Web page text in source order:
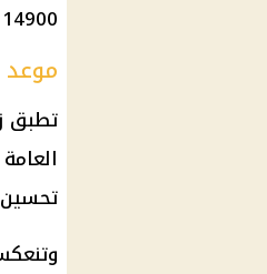
14900 جنيه بعد الزيادة.
موعد
تحسين